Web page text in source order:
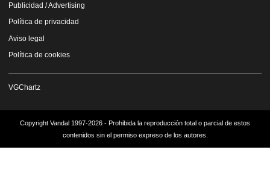
Publicidad / Advertising
Política de privacidad
Aviso legal
Política de cookies
VGChartz
Copyright Vandal 1997-2026 - Prohibida la reproducción total o parcial de estos
contenidos sin el permiso expreso de los autores.